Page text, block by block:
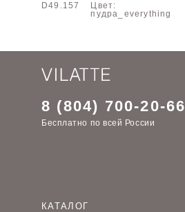
D49.157
Цвет:
пудра_everything
8 (804) 700-20-66
Бесплатно по всей России
КАТАЛОГ